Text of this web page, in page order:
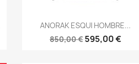
Vista rápida
ANORAK ESQUI HOMBRE...
850,00 € 595,00 €